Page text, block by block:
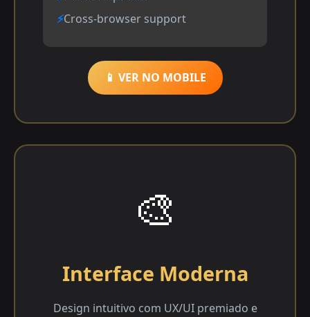
Cross-browser support
📱 VER NO MOBILE
🎨
Interface Moderna
Design intuitivo com UX/UI premiado e